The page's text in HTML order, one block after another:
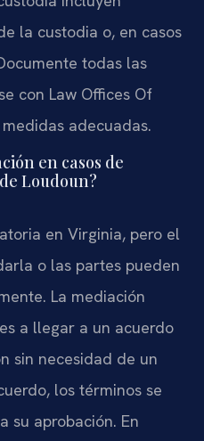
la custodia o, en casos
todas las
con Law Offices Of
adecuadas.
en casos de
Loudoun?
en Virginia, pero el
o las partes pueden
La mediación
a llegar a un acuerdo
sin necesidad de un
los términos se
su aprobación. En